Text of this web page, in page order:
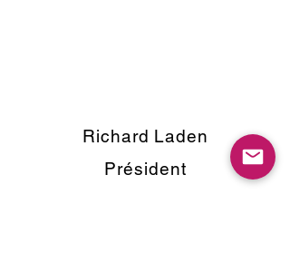
Richard Laden
Président